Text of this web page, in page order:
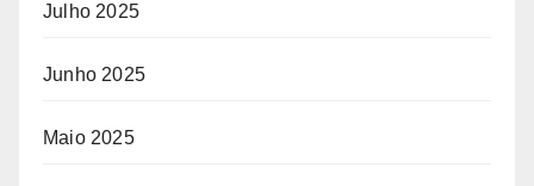
Julho 2025
Junho 2025
Maio 2025